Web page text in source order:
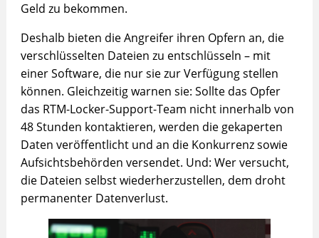
Geld zu bekommen.
Deshalb bieten die Angreifer ihren Opfern an, die
verschlüsselten Dateien zu entschlüsseln – mit
einer Software, die nur sie zur Verfügung stellen
können. Gleichzeitig warnen sie: Sollte das Opfer
das RTM-Locker-Support-Team nicht innerhalb von
48 Stunden kontaktieren, werden die gekaperten
Daten veröffentlicht und an die Konkurrenz sowie
Aufsichtsbehörden versendet. Und: Wer versucht,
die Dateien selbst wiederherzustellen, dem droht
permanenter Datenverlust.